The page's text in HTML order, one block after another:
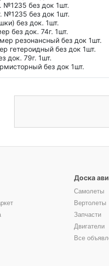
№1235 без док 1шт.
№1235 без док 1шт.
без док. 1шт.
без док. 74г. 1шт.
резонансный без док 1шт.
гетероидный без док 1шт.
док. 79г. 1шт.
без док 1шт.
Доска
Самолеты
Вертолеты
Запчасти
Двигатели
Все